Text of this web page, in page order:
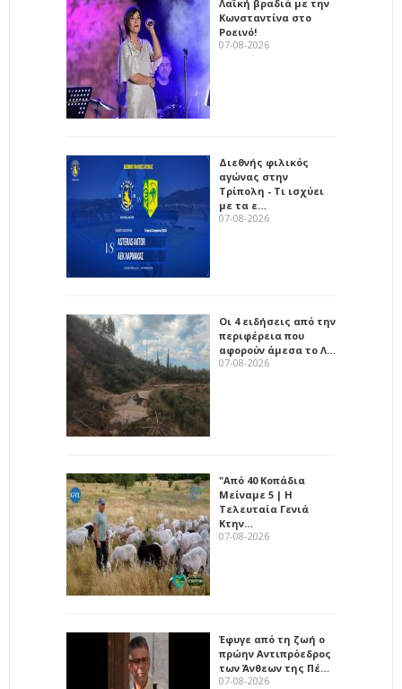
Λαϊκή βραδιά με την
Κωνσταντίνα στο
Ροεινό!
07-08-2026
Διεθνής φιλικός
αγώνας στην
Τρίπολη - Τι ισχύει
με τα ε…
07-08-2026
Οι 4 ειδήσεις από την
περιφέρεια που
αφορούν άμεσα το Λ…
07-08-2026
"Από 40 Κοπάδια
Μείναμε 5 | Η
Τελευταία Γενιά
Κτην…
07-08-2026
Έφυγε από τη ζωή ο
πρώην Αντιπρόεδρος
των Άνθεων της Πέ…
07-08-2026